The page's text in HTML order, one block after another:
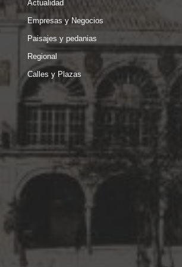
Actualidad
Empresas y Negocios
Paisajes y pedanias
Regional
Calles y Plazas